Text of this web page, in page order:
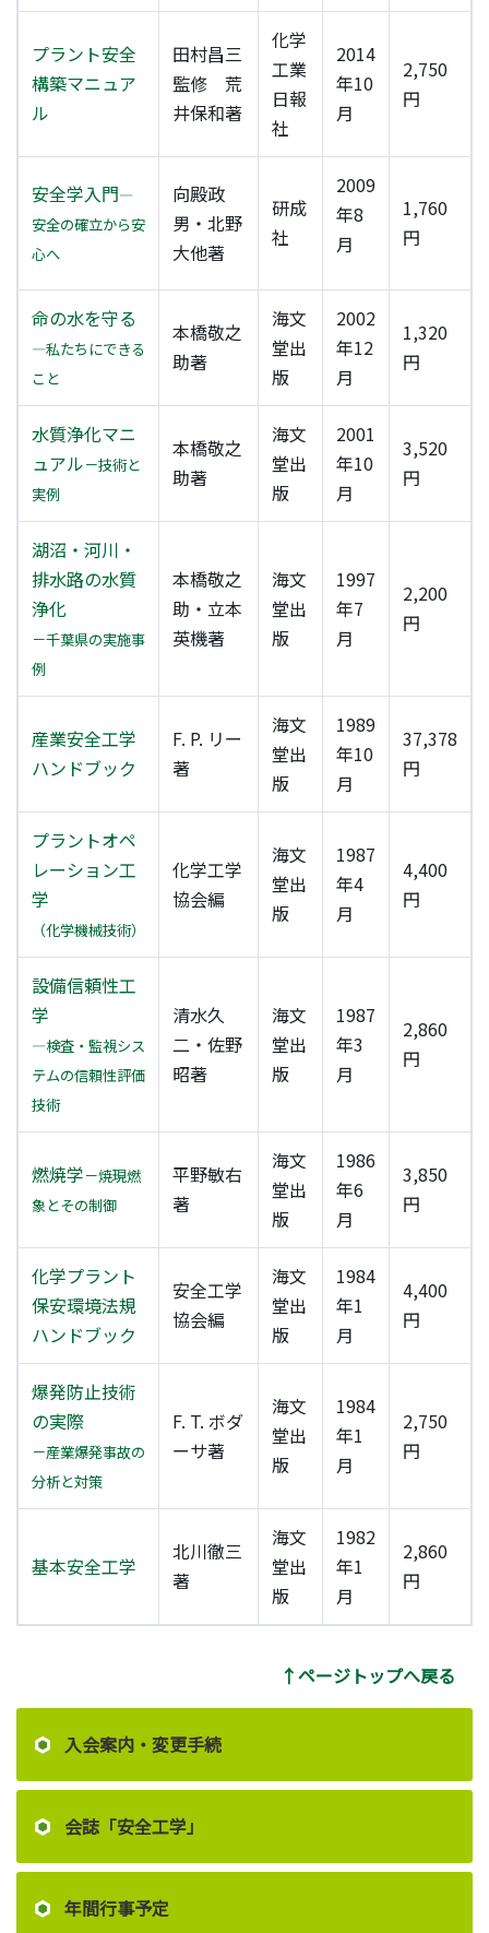
入会案内・変更手続
会誌「安全工学」
年間行事予定
プラント安全
構築マニュア
ル
田村昌三
監修 荒
井保和著
化学
工業
日報
社
2014
年10
月
2,750
円
安全学入門―
安全の確立から安
心へ
向殿政
男・北野
大他著
研成
社
2009
年8
月
1,760
円
命の水を守る
―私たちにできる
こと
本橋敬之
助著
海文
堂出
版
2002
年12
月
1,320
円
水質浄化マニ
ュアル－技術と
実例
本橋敬之
助著
海文
堂出
版
2001
年10
月
3,520
円
湖沼・河川・
排水路の水質
浄化
－千葉県の実施事
例
本橋敬之
助・立本
英機著
海文
堂出
版
1997
年7
月
2,200
円
産業安全工学
ハンドブック
F. P. リー
著
海文
堂出
版
1989
年10
月
37,378
円
プラントオペ
レーション工
学
（化学機械技術）
化学工学
協会編
海文
堂出
版
1987
年4
月
4,400
円
設備信頼性工
学
―検査・監視シス
テムの信頼性評価
技術
清水久
二・佐野
昭著
海文
堂出
版
1987
年3
月
2,860
円
燃焼学－焼現燃
象とその制御
平野敏右
著
海文
堂出
版
1986
年6
月
3,850
円
化学プラント
保安環境法規
ハンドブック
安全工学
協会編
海文
堂出
版
1984
年1
月
4,400
円
爆発防止技術
の実際
－産業爆発事故の
分析と対策
F. T. ボダ
ーサ著
海文
堂出
版
1984
年1
月
2,750
円
基本安全工学
北川徹三
著
海文
堂出
版
1982
年1
月
2,860
円
↑ページトップへ戻る